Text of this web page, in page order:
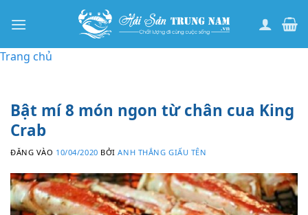
qua
dung
Trang chủ
Bật mí 8 món ngon từ chân cua King
Crab
ĐĂNG VÀO 10/04/2020 BỞIANH THẮNG GIẤU TÊN